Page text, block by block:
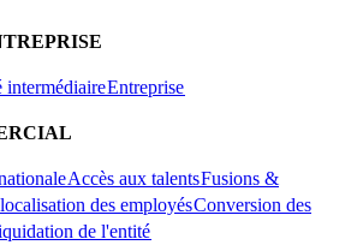
intermédiaire​​Entreprise​​
Accès aux talents​​Fusions &
des employés​​Conversion des
de l'entité​​